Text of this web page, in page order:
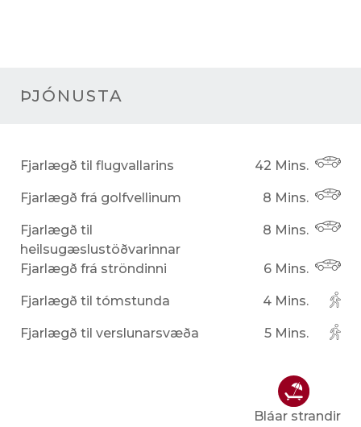
ÞJÓNUSTA
Fjarlægð til flugvallarins 42 Mins.
Fjarlægð frá golfvellinum 8 Mins.
Fjarlægð til
heilsugæslustöðvarinnar
8 Mins.
Fjarlægð frá ströndinni 6 Mins.
Fjarlægð til tómstunda 4 Mins.
Fjarlægð til verslunarsvæða 5 Mins.
Bláar strandir